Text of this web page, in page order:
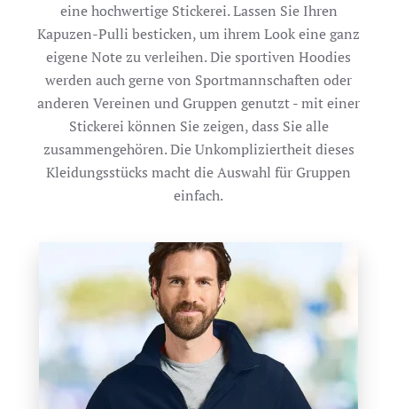
eine hochwertige Stickerei. Lassen Sie Ihren
Kapuzen-Pulli besticken, um ihrem Look eine ganz
eigene Note zu verleihen. Die sportiven Hoodies
werden auch gerne von Sportmannschaften oder
anderen Vereinen und Gruppen genutzt - mit einer
Stickerei können Sie zeigen, dass Sie alle
zusammengehören. Die Unkompliziertheit dieses
Kleidungsstücks macht die Auswahl für Gruppen
einfach.